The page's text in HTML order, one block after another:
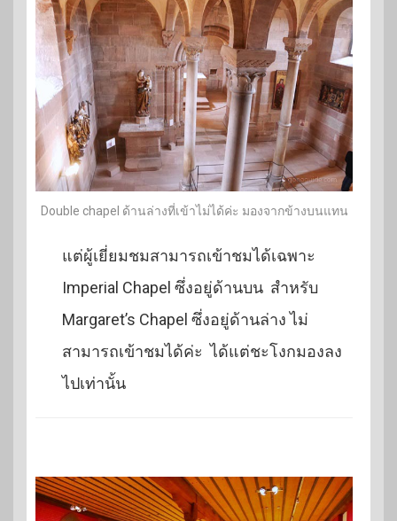
Double chapel ด้านล่างที่เข้าไม่ได้ค่ะ มองจากข้างบนแทน
แต่ผู้เยี่ยมชมสามารถเข้าชมได้เฉพาะ
Imperial Chapel ซึ่งอยู่ด้านบน สำหรับ
Margaret’s Chapel ซึ่งอยู่ด้านล่าง ไม่
สามารถเข้าชมได้ค่ะ ได้แต่ชะโงกมองลง
ไปเท่านั้น